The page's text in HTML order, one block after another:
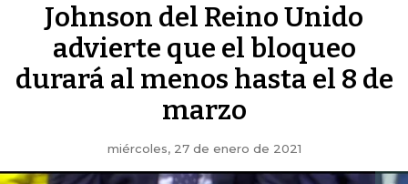
Johnson del Reino Unido
advierte que el bloqueo
durará al menos hasta el 8 de
marzo
miércoles, 27 de enero de 2021